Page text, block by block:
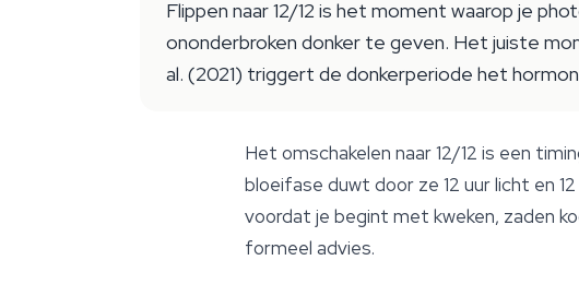
Flippen naar 12/12 is het moment waarop je
ononderbroken donker te geven. Het juiste
al. (2021) triggert de donkerperiode het
Het omschakelen naar 12/12 is een
bloeifase duwt door ze 12 uur licht en
voordat je begint met kweken, zaden
formeel advies.